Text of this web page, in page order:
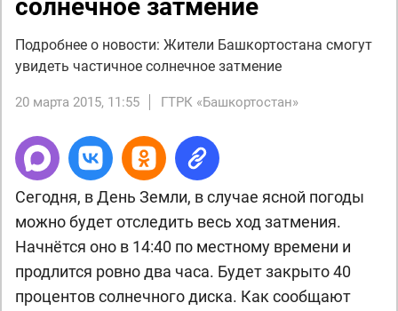
солнечное затмение
Подробнее о новости: Жители Башкортостана смогут
увидеть частичное солнечное затмение
20 марта 2015, 11:55 ГТРК «Башкортостан»
Сегодня, в День Земли, в случае ясной погоды
можно будет отследить весь ход затмения.
Начнётся оно в 14:40 по местному времени и
продлится ровно два часа. Будет закрыто 40
процентов солнечного диска. Как сообщают